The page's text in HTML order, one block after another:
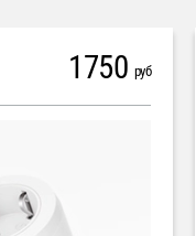
1750 руб